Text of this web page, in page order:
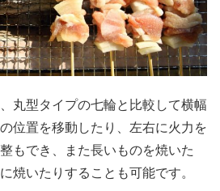
丸型タイプの七輪と比較して横幅
位置を移動したり、左右に火力を
もでき、また長いものを焼いた
焼いたりすることも可能です。